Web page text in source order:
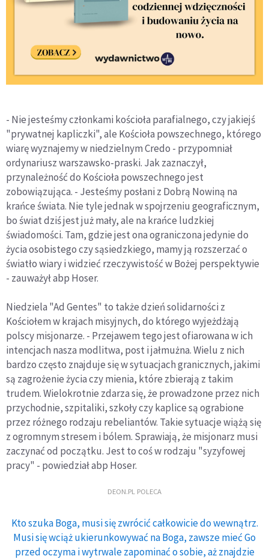
- Nie jesteśmy członkami kościoła parafialnego, czy jakiejś
"prywatnej kapliczki", ale Kościoła powszechnego, którego
wiarę wyznajemy w niedzielnym Credo - przypomniał
ordynariusz warszawsko-praski. Jak zaznaczył,
przynależność do Kościoła powszechnego jest
zobowiązująca. - Jesteśmy posłani z Dobrą Nowiną na
krańce świata. Nie tyle jednak w spojrzeniu geograficznym,
bo świat dziś jest już mały, ale na krańce ludzkiej
świadomości. Tam, gdzie jest ona ograniczona jedynie do
życia osobistego czy sąsiedzkiego, mamy ją rozszerzać o
światło wiary i widzieć rzeczywistość w Bożej perspektywie
- zauważył abp Hoser.
Niedziela "Ad Gentes" to także dzień solidarności z
Kościołem w krajach misyjnych, do którego wyjeżdżają
polscy misjonarze. - Przejawem tego jest ofiarowana w ich
intencjach nasza modlitwa, post i jałmużna. Wielu z nich
bardzo często znajduje się w sytuacjach granicznych, jakimi
są zagrożenie życia czy mienia, które zbierają z takim
trudem. Wielokrotnie zdarza się, że prowadzone przez nich
przychodnie, szpitaliki, szkoły czy kaplice są ograbione
przez różnego rodzaju rebeliantów. Takie sytuacje wiążą się
z ogromnym stresem i bólem. Sprawiają, że misjonarz musi
zaczynać od początku. Jest to coś w rodzaju "syzyfowej
pracy" - powiedział abp Hoser.
DEON.PL POLECA
Kto szuka Boga, musi się zwrócić całkowicie do wewnątrz.
Musi się wciąż ukierunkowywać na Boga, zawsze mieć Go
przed oczyma i wytrwale zapominać o sobie, aż znajdzie